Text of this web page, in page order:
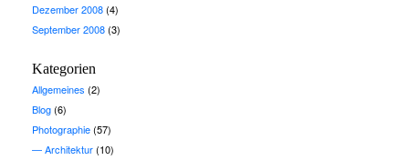
Dezember 2008(4)
September 2008(3)
Kategorien
Allgemeines (2)
Blog(6)
Photographie(57)
Architektur(10)